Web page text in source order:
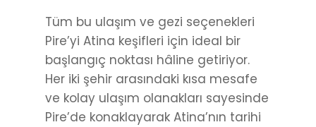
Tüm bu ulaşım ve gezi seçenekleri
Pire’yi Atina keşifleri için ideal bir
başlangıç noktası hâline getiriyor.
Her iki şehir arasındaki kısa mesafe
ve kolay ulaşım olanakları sayesinde
Pire’de konaklayarak Atina’nın tarihi